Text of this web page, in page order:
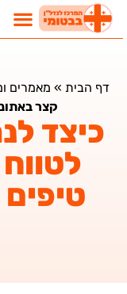
דף הבית»מאמרים
קצר
כיצד